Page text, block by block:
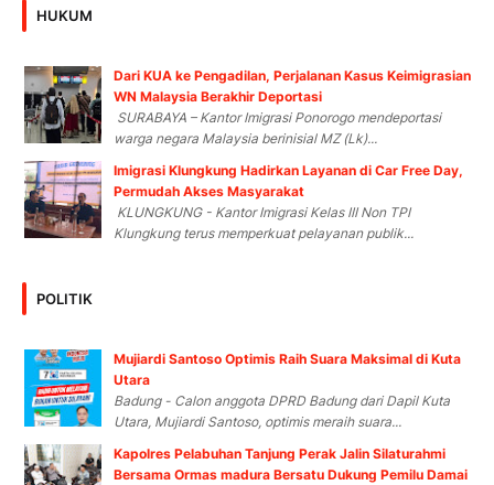
HUKUM
Dari KUA ke Pengadilan, Perjalanan Kasus Keimigrasian
WN Malaysia Berakhir Deportasi
SURABAYA – Kantor Imigrasi Ponorogo mendeportasi
warga negara Malaysia berinisial MZ (Lk)...
Imigrasi Klungkung Hadirkan Layanan di Car Free Day,
Permudah Akses Masyarakat
KLUNGKUNG - Kantor Imigrasi Kelas III Non TPI
Klungkung terus memperkuat pelayanan publik...
POLITIK
Mujiardi Santoso Optimis Raih Suara Maksimal di Kuta
Utara
Badung - Calon anggota DPRD Badung dari Dapil Kuta
Utara, Mujiardi Santoso, optimis meraih suara...
Kapolres Pelabuhan Tanjung Perak Jalin Silaturahmi
Bersama Ormas madura Bersatu Dukung Pemilu Damai